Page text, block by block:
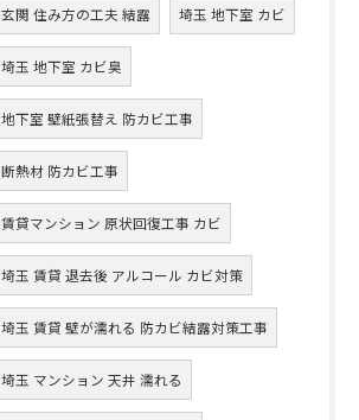
玄関 住み方の工夫 結露 埼玉 地下室 カビ
埼玉 地下室 カビ臭
地下室 壁紙張替え 防カビ工事
断熱材 防カビ工事
賃貸マンション 原状回復工事 カビ
埼玉 賃貸 退去後 アルコール カビ対策
埼玉 賃貸 壁が濡れる 防カビ結露対策工事
埼玉 マンション 天井 濡れる